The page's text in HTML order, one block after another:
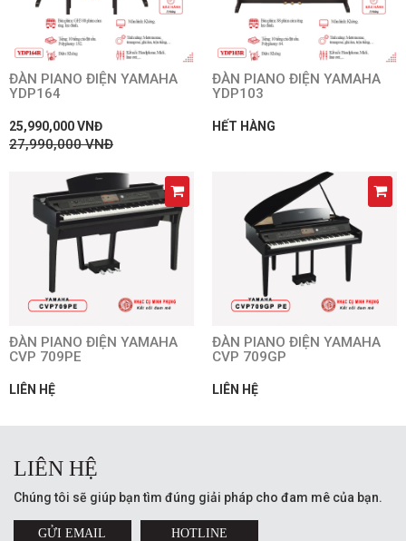
ĐÀN PIANO ĐIỆN YAMAHA
YDP164
25,990,000 VNĐ
27,990,000 VNĐ
ĐÀN PIANO ĐIỆN YAMAHA
YDP103
HẾT HÀNG
ĐÀN PIANO ĐIỆN YAMAHA
CVP 709PE
LIÊN HỆ
ĐÀN PIANO ĐIỆN YAMAHA
CVP 709GP
LIÊN HỆ
LIÊN HỆ
Chúng tôi sẽ giúp bạn tìm đúng giải pháp cho đam mê của bạn.
GỬI EMAIL HOTLINE